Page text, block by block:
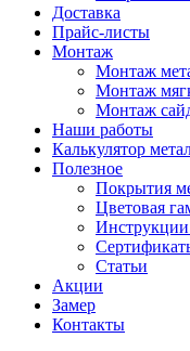
Доставка
Прайс-листы
Монтаж
Монтаж
Монтаж
Монтаж
Наши работы
Калькулятор
Полезное
Покрытия
Цветовая
Статьи
Акции
Замер
Контакты